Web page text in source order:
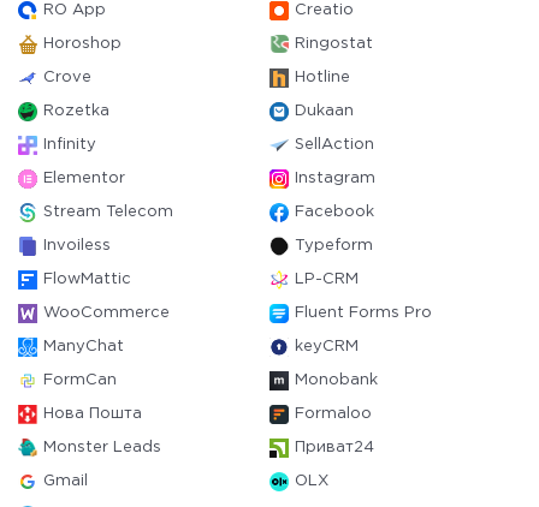
RO App Creatio
Horoshop Ringostat
Crove Hotline
Rozetka Dukaan
Infinity SellAction
Elementor Instagram
Stream Telecom Facebook
Invoiless Typeform
FlowMattic LP-CRM
WooCommerce Fluent Forms Pro
ManyChat keyCRM
FormCan Monobank
Нова Пошта Formaloo
Monster Leads Приват24
Gmail OLX